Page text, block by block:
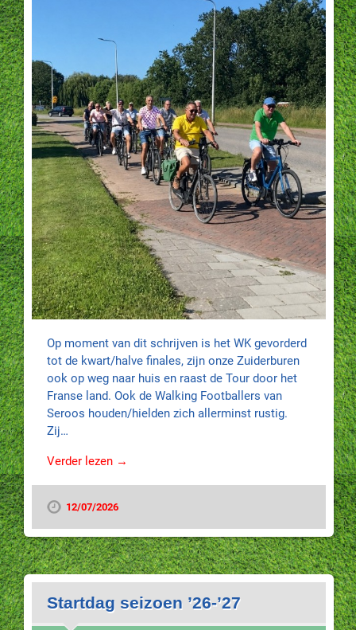
Op moment van dit schrijven is het WK gevorderd
tot de kwart/halve finales, zijn onze Zuiderburen
ook op weg naar huis en raast de Tour door het
Franse land. Ook de Walking Footballers van
Seroos houden/hielden zich allerminst rustig.
Zij…
Verder lezen →
12/07/2026
Startdag seizoen ’26-’27